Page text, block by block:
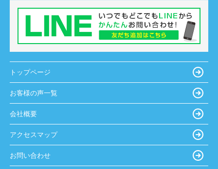
トップページ
お客様の声一覧
会社概要
アクセスマップ
お問い合わせ